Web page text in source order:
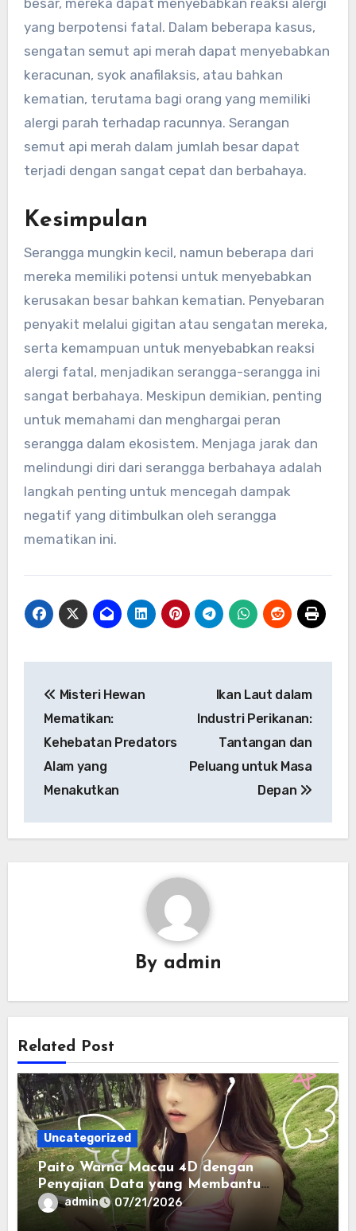
besar, mereka dapat menyebabkan reaksi alergi
yang berpotensi fatal. Dalam beberapa kasus,
sengatan semut api merah dapat menyebabkan
keracunan, syok anafilaksis, atau bahkan
kematian, terutama bagi orang yang memiliki
alergi parah terhadap racunnya. Serangan
semut api merah dalam jumlah besar dapat
terjadi dengan sangat cepat dan berbahaya.
Kesimpulan
Serangga mungkin kecil, namun beberapa dari
mereka memiliki potensi untuk menyebabkan
kerusakan besar bahkan kematian. Penyebaran
penyakit melalui gigitan atau sengatan mereka,
serta kemampuan untuk menyebabkan reaksi
alergi fatal, menjadikan serangga-serangga ini
sangat berbahaya. Meskipun demikian, penting
untuk memahami dan menghargai peran
serangga dalam ekosistem. Menjaga jarak dan
melindungi diri dari serangga berbahaya adalah
langkah penting untuk mencegah dampak
negatif yang ditimbulkan oleh serangga
mematikan ini.
pos
Misteri Hewan
Mematikan:
Kehebatan Predators
Alam yang
Menakutkan
Ikan Laut dalam
Industri Perikanan:
Tantangan dan
Peluang untuk Masa
Depan
By admin
Related Post
Uncategorized
Paito Warna Macau 4D dengan
Penyajian Data yang Membantu
Memahami Pola Informasi Secara
Efektif
admin 07/21/2026